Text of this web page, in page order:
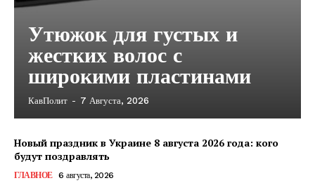
КавПолит
Утюжок для густых и
жестких волос с
широкими пластинами
КавПолит - 7 Августа, 2026
Новый праздник в Украине 8 августа 2026 года: кого
будут поздравлять
ГЛАВНОЕ 6 августа, 2026